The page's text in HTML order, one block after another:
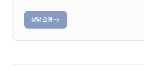
상담 요청